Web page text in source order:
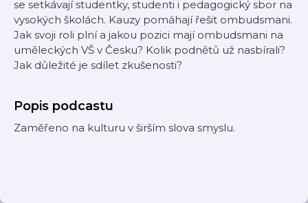
se setkávají studentky, studenti i pedagogický sbor na
vysokých školách. Kauzy pomáhají řešit ombudsmani.
Jak svoji roli plní a jakou pozici mají ombudsmani na
uměleckých VŠ v Česku? Kolik podnětů už nasbírali?
Jak důležité je sdílet zkušenosti?
Popis podcastu
Zaměřeno na kulturu v širším slova smyslu.